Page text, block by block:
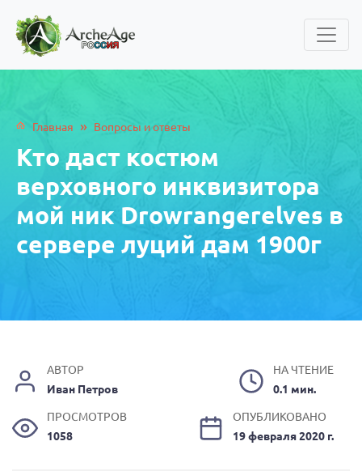
Главная » Вопросы и ответы
Кто даст костюм
верховного инквизитора
мой ник Drowrangerelves в
сервере луций дам 1900г
АВТОР
Иван Петров
НА ЧТЕНИЕ
0.1 мин.
ПРОСМОТРОВ
1058
ОПУБЛИКОВАНО
19 февраля 2020 г.